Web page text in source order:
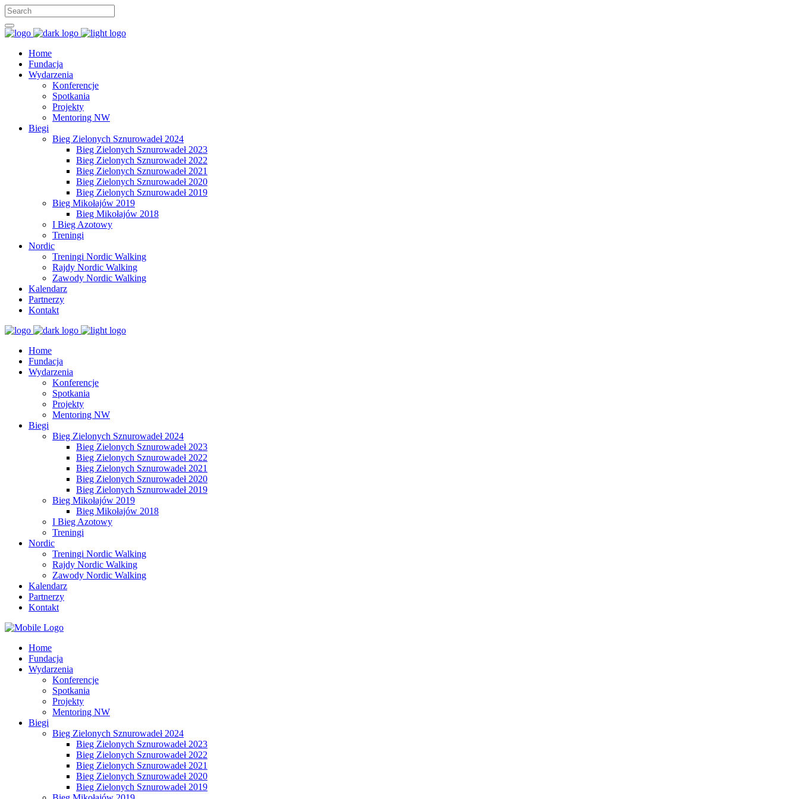
Home
Fundacja
Wydarzenia
Konferencje
Spotkania
Projekty
Mentoring NW
Biegi
Bieg Zielonych Sznurowadeł 2024
Bieg Zielonych Sznurowadeł 2023
Bieg Zielonych Sznurowadeł 2022
Bieg Zielonych Sznurowadeł 2021
Bieg Zielonych Sznurowadeł 2020
Bieg Zielonych Sznurowadeł 2019
Bieg Mikołajów 2019
Bieg Mikołajów 2018
I Bieg Azotowy
Treningi
Nordic
Treningi Nordic Walking
Rajdy Nordic Walking
Zawody Nordic Walking
Kalendarz
Partnerzy
Kontakt
Home
Fundacja
Wydarzenia
Konferencje
Spotkania
Projekty
Mentoring NW
Biegi
Bieg Zielonych Sznurowadeł 2024
Bieg Zielonych Sznurowadeł 2023
Bieg Zielonych Sznurowadeł 2022
Bieg Zielonych Sznurowadeł 2021
Bieg Zielonych Sznurowadeł 2020
Bieg Zielonych Sznurowadeł 2019
Bieg Mikołajów 2019
Bieg Mikołajów 2018
I Bieg Azotowy
Treningi
Nordic
Treningi Nordic Walking
Rajdy Nordic Walking
Zawody Nordic Walking
Kalendarz
Partnerzy
Kontakt
Home
Fundacja
Wydarzenia
Konferencje
Spotkania
Projekty
Mentoring NW
Biegi
Bieg Zielonych Sznurowadeł 2024
Bieg Zielonych Sznurowadeł 2023
Bieg Zielonych Sznurowadeł 2022
Bieg Zielonych Sznurowadeł 2021
Bieg Zielonych Sznurowadeł 2020
Bieg Zielonych Sznurowadeł 2019